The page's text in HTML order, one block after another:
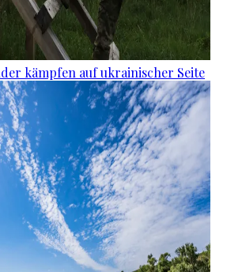
kämpfen auf ukrainischer Seite